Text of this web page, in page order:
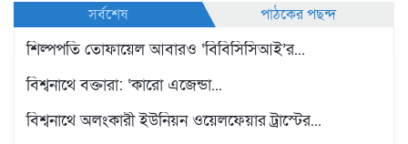
সর্বশেষ
পাঠকের পছন্দ
শিল্পপতি তোফায়েল আবারও ‘বিবিসিসিআই’র...
বিশ্বনাথে বক্তারা: ‘কারো এজেন্ডা...
বিশ্বনাথে অলংকারী ইউনিয়ন ওয়েলফেয়ার ট্রাস্টের...